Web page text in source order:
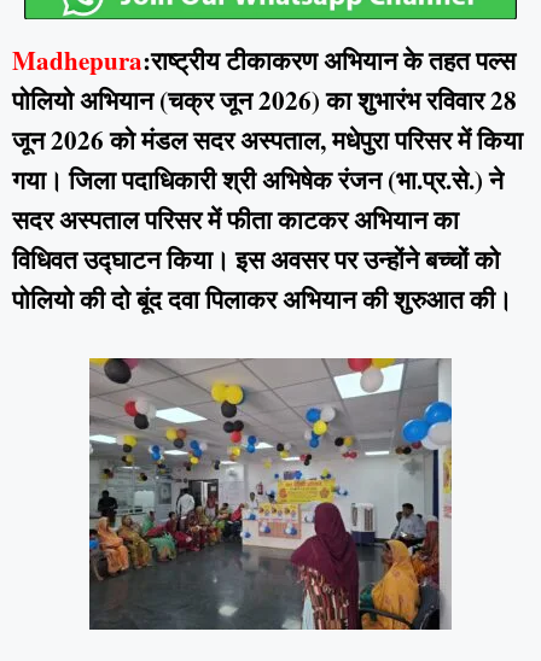
Madhepura:राष्ट्रीय टीकाकरण अभियान के तहत पल्स
पोलियो अभियान (चक्र जून 2026) का शुभारंभ रविवार 28
जून 2026 को मंडल सदर अस्पताल, मधेपुरा परिसर में किया
गया। जिला पदाधिकारी श्री अभिषेक रंजन (भा.प्र.से.) ने
सदर अस्पताल परिसर में फीता काटकर अभियान का
विधिवत उद्घाटन किया। इस अवसर पर उन्होंने बच्चों को
पोलियो की दो बूंद दवा पिलाकर अभियान की शुरुआत की।